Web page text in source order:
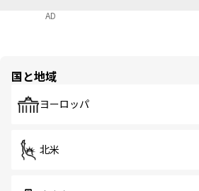
AD
国と地域
ヨーロッパ
北米